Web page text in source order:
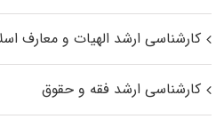
کارشناسی ارشد الهیات و
کارشناسی ارشد فقه و حقوق